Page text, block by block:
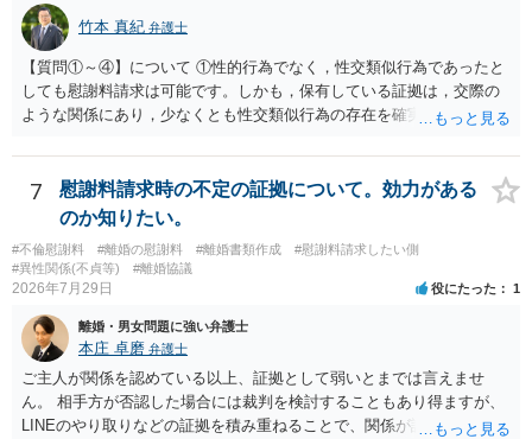
竹本 真紀 弁護士
【質問①～④】について ①性的行為でなく，性交類似行為であったと
しても慰謝料請求は可能です。しかも，保有している証拠は，交際の
ような関係にあり，少なくとも性交類似行為の存在を確実に証明でき
ことを窺わせるものです。）。ですから，慰謝料請求を進めることで
よいと思います。 ただ．慰謝料額については，婚姻破綻に至っていな
いとして，この点を考慮されることになるかもしれません。 ②夫との
今後のことを考えて書いてもらうか否かを検討するのがよいと思いま
す。今ある証拠以上のことを証明（証明力を強めることも含む）でき
るのであれば，前向きに検討を進めるという考え方でもよいでしょ
値と夫との関係との均衡のように思います。 ③行政書士に委任をして
いるのであれば，どのような内容の委任なのか不明ですが，その行政
書士との協議になると思います。請求するか，訴訟にするか，その点
の見極めや，相手方は性交類似行為は認めているのか，それさえも否
定しているのかによって，考え方・進め方は変わってくると思いま
7
慰謝料請求時の不定の証拠について。効力がある
のか知りたい。
#不倫慰謝料 #離婚の慰謝料 #離婚書類作成
#慰謝料請求したい側
#異性関係(不貞等)
#離婚協議
2026年7月29日 役にたった 1
離婚・男女問題に強い弁護士
本庄 卓磨 弁護士
ご主人が関係を認めている以上、証拠として弱いとまでは言えませ
ん。 相手方が否認した場合には裁判を検討することもあり得ますが、
LINEのやり取りなどの証拠を積み重ねることで、関係が認定される余